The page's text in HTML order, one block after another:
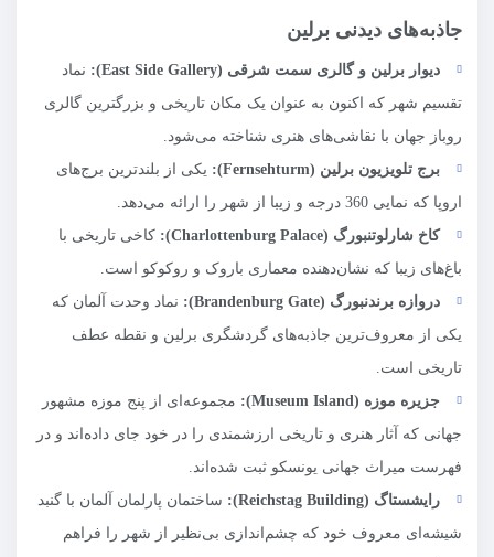
جاذبه‌های دیدنی برلین
دیوار برلین و گالری سمت شرقی (East Side Gallery
): نماد
تقسیم شهر که اکنون به عنوان یک مکان تاریخی و بزرگترین گالری
روباز جهان با نقاشی‌های هنری شناخته می‌شود.
برج تلویزیون برلین (Fernsehturm
): یکی از بلندترین برج‌های
اروپا که نمایی 360 درجه و زیبا از شهر را ارائه می‌دهد.
کاخ شارلوتنبورگ (Charlottenburg Palace
): کاخی تاریخی با
باغ‌های زیبا که نشان‌دهنده معماری باروک و روکوکو است.
دروازه برندنبورگ (Brandenburg Gate
): نماد وحدت آلمان که
یکی از معروف‌ترین جاذبه‌های گردشگری برلین و نقطه عطف
تاریخی است.
جزیره موزه (Museum Island
): مجموعه‌ای از پنج موزه مشهور
جهانی که آثار هنری و تاریخی ارزشمندی را در خود جای داده‌اند و در
فهرست میراث جهانی یونسکو ثبت شده‌اند.
رایشستاگ (Reichstag Building
): ساختمان پارلمان آلمان با گنبد
شیشه‌ای معروف خود که چشم‌اندازی بی‌نظیر از شهر را فراهم